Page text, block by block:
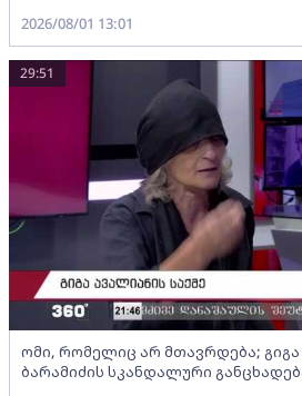
2026/08/01 13:01
ომი, რომელიც არ მთავრდება; გიგა
ბარამიძის სკანდალური
29:51